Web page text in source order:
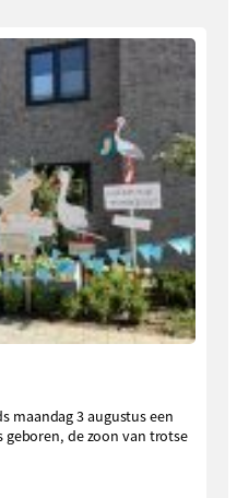
maandag 3 augustus een
geboren, de zoon van trotse